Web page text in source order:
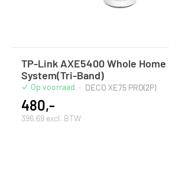
TP-Link AXE5400 Whole Home
System(Tri-Band)
Op voorraad · DECO XE75 PRO(2P)
480,-
396,69 excl. BTW